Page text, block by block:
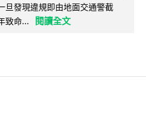
旦發現違規即由地面交通警截
致命...
閱讀全文